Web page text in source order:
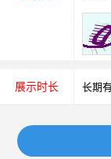
展示时长